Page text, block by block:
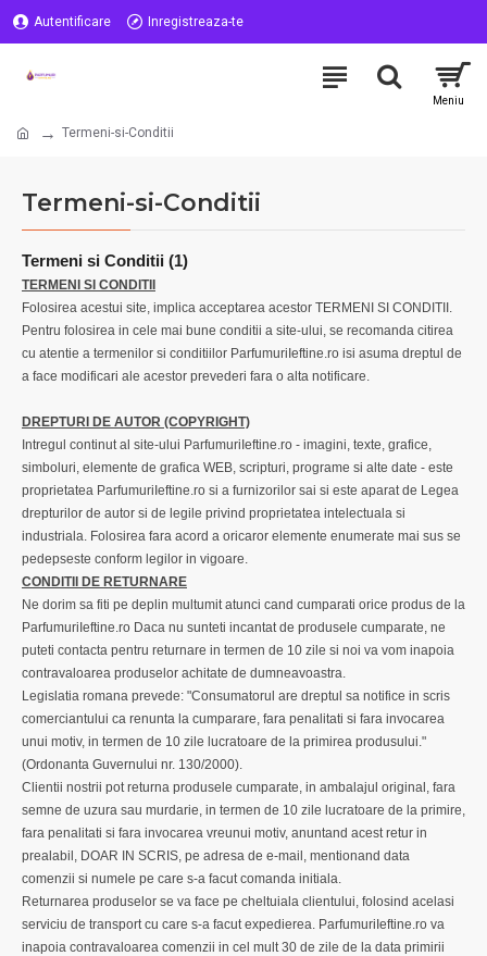
Autentificare Inregistreaza-te
Termeni-si-Conditii
Termeni-si-Conditii
Termeni si Conditii (1)
TERMENI SI CONDITII
Folosirea acestui site, implica acceptarea acestor TERMENI SI CONDITII.
Pentru folosirea in cele mai bune conditii a site-ului, se recomanda citirea
cu atentie a termenilor si conditiilor ParfumuriIeftine.ro isi asuma dreptul de
a face modificari ale acestor prevederi fara o alta notificare.
DREPTURI DE AUTOR (COPYRIGHT)
Intregul continut al site-ului ParfumuriIeftine.ro - imagini, texte, grafice,
simboluri, elemente de grafica WEB, scripturi, programe si alte date - este
proprietatea ParfumuriIeftine.ro si a furnizorilor sai si este aparat de Legea
drepturilor de autor si de legile privind proprietatea intelectuala si
industriala. Folosirea fara acord a oricaror elemente enumerate mai sus se
pedepseste conform legilor in vigoare.
CONDITII DE RETURNARE
Ne dorim sa fiti pe deplin multumit atunci cand cumparati orice produs de la
ParfumuriIeftine.ro Daca nu sunteti incantat de produsele cumparate, ne
puteti contacta pentru returnare in termen de 10 zile si noi va vom inapoia
contravaloarea produselor achitate de dumneavoastra.
Legislatia romana prevede: "Consumatorul are dreptul sa notifice in scris
comerciantului ca renunta la cumparare, fara penalitati si fara invocarea
unui motiv, in termen de 10 zile lucratoare de la primirea produsului."
(Ordonanta Guvernului nr. 130/2000).
Clientii nostrii pot returna produsele cumparate, in ambalajul original, fara
semne de uzura sau murdarie, in termen de 10 zile lucratoare de la primire,
fara penalitati si fara invocarea vreunui motiv, anuntand acest retur in
prealabil, DOAR IN SCRIS, pe adresa de e-mail, mentionand data
comenzii si numele pe care s-a facut comanda initiala.
Returnarea produselor se va face pe cheltuiala clientului, folosind acelasi
serviciu de transport cu care s-a facut expedierea. ParfumuriIeftine.ro va
inapoia contravaloarea comenzii in cel mult 30 de zile de la data primirii